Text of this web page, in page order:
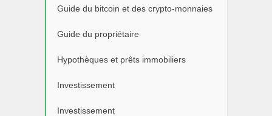
Guide du bitcoin et des crypto-monnaies
Guide du propriétaire
Hypothèques et prêts immobiliers
Investissement
Investissement